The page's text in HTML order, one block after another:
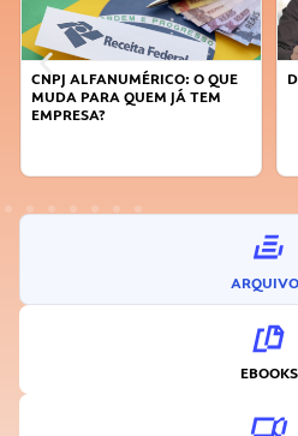
DICAS PARA OBTER CRÉDITO
EBOOKS